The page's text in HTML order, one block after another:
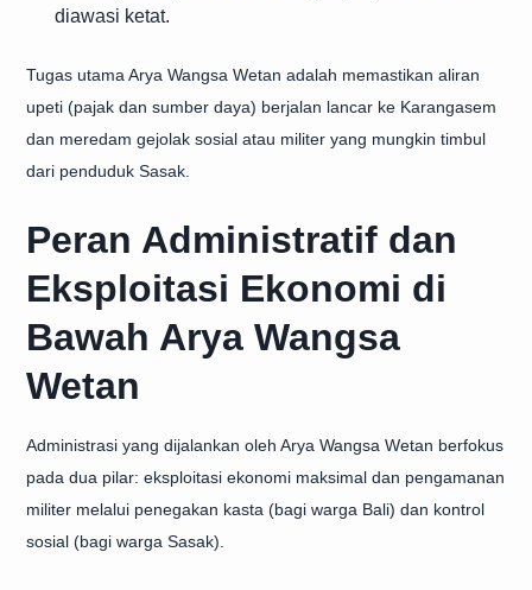
diawasi ketat.
Tugas utama Arya Wangsa Wetan adalah memastikan aliran
upeti (pajak dan sumber daya) berjalan lancar ke Karangasem
dan meredam gejolak sosial atau militer yang mungkin timbul
dari penduduk Sasak.
Peran Administratif dan
Eksploitasi Ekonomi di
Bawah Arya Wangsa
Wetan
Administrasi yang dijalankan oleh Arya Wangsa Wetan berfokus
pada dua pilar: eksploitasi ekonomi maksimal dan pengamanan
militer melalui penegakan kasta (bagi warga Bali) dan kontrol
sosial (bagi warga Sasak).